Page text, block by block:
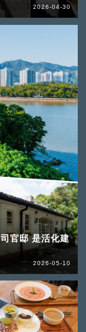
官邸 是活化建
2026-05-10
2026-04-30